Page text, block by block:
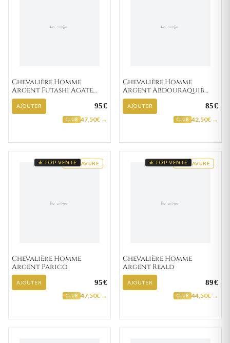
Chevalière Homme
Argent Futashi Agate
Noir
AJOUTER 95€
CLUB 47,50€ →
Chevalière Homme
Argent Abdouraquib
Agate Noir
AJOUTER 85€
CLUB 42,50€ →
GRAVURE
★ TOP VENTE
Chevalière Homme
Argent Parico
AJOUTER 95€
CLUB 47,50€ →
GRAVURE
★ TOP VENTE
Chevalière Homme
Argent Reald
AJOUTER 89€
CLUB 44,50€ →